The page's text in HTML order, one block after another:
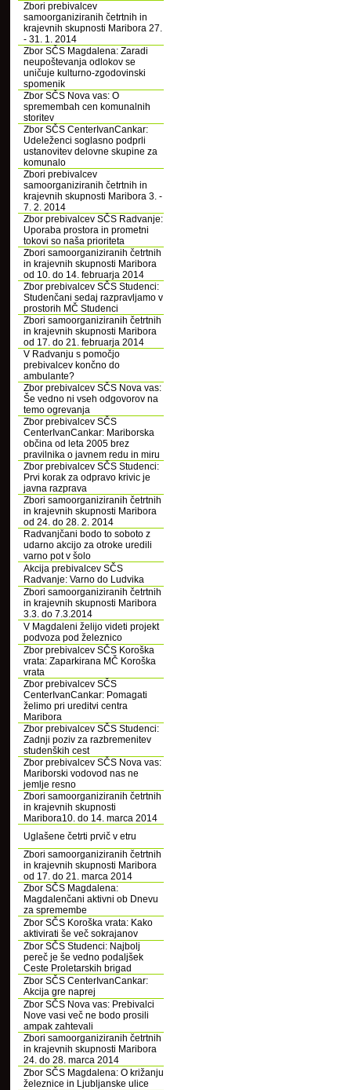
Zbori prebivalcev
samoorganiziranih četrtnih in
krajevnih skupnosti Maribora 27.
- 31. 1. 2014
Zbor SČS Magdalena: Zaradi
neupoštevanja odlokov se
uničuje kulturno-zgodovinski
spomenik
Zbor SČS Nova vas: O
spremembah cen komunalnih
storitev
Zbor SČS CenterIvanCankar:
Udeleženci soglasno podprli
ustanovitev delovne skupine za
komunalo
Zbori prebivalcev
samoorganiziranih četrtnih in
krajevnih skupnosti Maribora 3. -
7. 2. 2014
Zbor prebivalcev SČS Radvanje:
Uporaba prostora in prometni
tokovi so naša prioriteta
Zbori samoorganiziranih četrtnih
in krajevnih skupnosti Maribora
od 10. do 14. februarja 2014
Zbor prebivalcev SČS Studenci:
Studenčani sedaj razpravljamo v
prostorih MČ Studenci
Zbori samoorganiziranih četrtnih
in krajevnih skupnosti Maribora
od 17. do 21. februarja 2014
V Radvanju s pomočjo
prebivalcev končno do
ambulante?
Zbor prebivalcev SČS Nova vas:
Še vedno ni vseh odgovorov na
temo ogrevanja
Zbor prebivalcev SČS
CenterIvanCankar: Mariborska
občina od leta 2005 brez
pravilnika o javnem redu in miru
Zbor prebivalcev SČS Studenci:
Prvi korak za odpravo krivic je
javna razprava
Zbori samoorganiziranih četrtnih
in krajevnih skupnosti Maribora
od 24. do 28. 2. 2014
Radvanjčani bodo to soboto z
udarno akcijo za otroke uredili
varno pot v šolo
Akcija prebivalcev SČS
Radvanje: Varno do Ludvika
Zbori samoorganiziranih četrtnih
in krajevnih skupnosti Maribora
3.3. do 7.3.2014
V Magdaleni želijo videti projekt
podvoza pod železnico
Zbor prebivalcev SČS Koroška
vrata: Zaparkirana MČ Koroška
vrata
Zbor prebivalcev SČS
CenterIvanCankar: Pomagati
želimo pri ureditvi centra
Maribora
Zbor prebivalcev SČS Studenci:
Zadnji poziv za razbremenitev
studenških cest
Zbor prebivalcev SČS Nova vas:
Mariborski vodovod nas ne
jemlje resno
Zbori samoorganiziranih četrtnih
in krajevnih skupnosti
Maribora10. do 14. marca 2014
Uglašene četrti prvič v etru
Zbori samoorganiziranih četrtnih
in krajevnih skupnosti Maribora
od 17. do 21. marca 2014
Zbor SČS Magdalena:
Magdalenčani aktivni ob Dnevu
za spremembe
Zbor SČS Koroška vrata: Kako
aktivirati še več sokrajanov
Zbor SČS Studenci: Najbolj
pereč je še vedno podaljšek
Ceste Proletarskih brigad
Zbor SČS CenterIvanCankar:
Akcija gre naprej
Zbor SČS Nova vas: Prebivalci
Nove vasi več ne bodo prosili
ampak zahtevali
Zbori samoorganiziranih četrtnih
in krajevnih skupnosti Maribora
24. do 28. marca 2014
Zbor SČS Magdalena: O križanju
železnice in Ljubljanske ulice